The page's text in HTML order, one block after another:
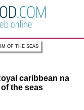
OF THE SEAS
caribbean na
the seas